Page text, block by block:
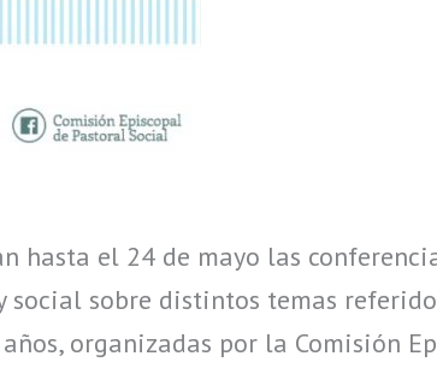
hasta el 24 de mayo las
sobre distintos temas
organizadas por la Comisión